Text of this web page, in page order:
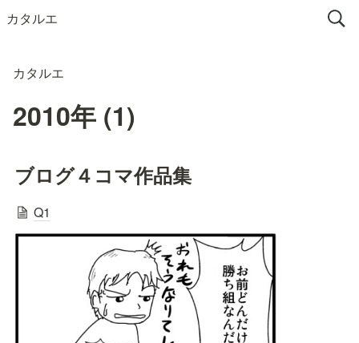
カタルエ
カタルエ
2010年 (1)
ブログ４コマ作品集
Q1